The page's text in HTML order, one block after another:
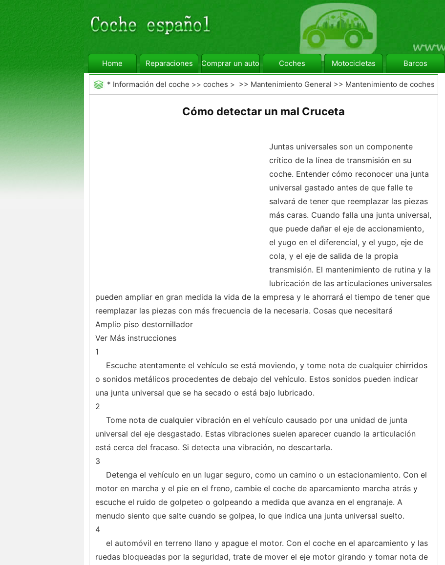
Home Reparaciones Comprar un automóvil Coches Motocicletas Barcos
* Información del coche >> coches > >> Mantenimiento General >> Mantenimiento de coches
Cómo detectar un mal Cruceta
Juntas universales son un componente
crítico de la línea de transmisión en su
coche. Entender cómo reconocer una junta
universal gastado antes de que falle te
salvará de tener que reemplazar las piezas
más caras. Cuando falla una junta universal,
que puede dañar el eje de accionamiento,
el yugo en el diferencial, y el yugo, eje de
cola, y el eje de salida de la propia
transmisión. El mantenimiento de rutina y la
lubricación de las articulaciones universales
pueden ampliar en gran medida la vida de la empresa y le ahorrará el tiempo de tener que
reemplazar las piezas con más frecuencia de la necesaria. Cosas que necesitará
Amplio piso destornillador
Ver Más instrucciones
1
Escuche atentamente el vehículo se está moviendo, y tome nota de cualquier chirridos
o sonidos metálicos procedentes de debajo del vehículo. Estos sonidos pueden indicar
una junta universal que se ha secado o está bajo lubricado.
2
Tome nota de cualquier vibración en el vehículo causado por una unidad de junta
universal del eje desgastado. Estas vibraciones suelen aparecer cuando la articulación
está cerca del fracaso. Si detecta una vibración, no descartarla.
3
Detenga el vehículo en un lugar seguro, como un camino o un estacionamiento. Con el
motor en marcha y el pie en el freno, cambie el coche de aparcamiento marcha atrás y
escuche el ruido de golpeteo o golpeando a medida que avanza en el engranaje. A
menudo siento que salte cuando se golpea, lo que indica una junta universal suelto.
4
el automóvil en terreno llano y apague el motor. Con el coche en el aparcamiento y las
ruedas bloqueadas por la seguridad, trate de mover el eje motor girando y tomar nota de